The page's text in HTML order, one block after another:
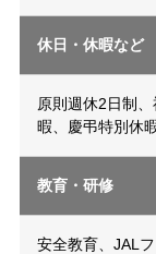
休日・休暇など
原則週休2日制
暇、慶弔特別休
教育・研修
安全教育、JAL